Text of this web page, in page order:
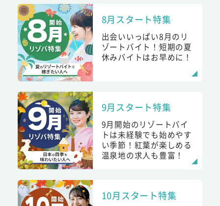
8月スタート特集
出会いいっぱい8月のリ
ゾートバイト！短期の夏
休みバイトはお早めに！
9月スタート特集
9月開始のリゾートバイ
トは未経験でも始めやす
い季節！紅葉が楽しめる
温泉地の求人も豊富！
10月スタート特集